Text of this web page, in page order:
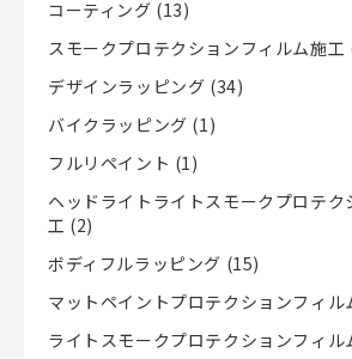
コーティング (13)
スモークプロテクションフィルム施工
デザインラッピング (34)
バイクラッピング (1)
フルリペイント (1)
ヘッドライトライトスモークプロテク
工 (2)
ボディフルラッピング (15)
マットペイントプロテクションフィル
ライトスモークプロテクションフィル